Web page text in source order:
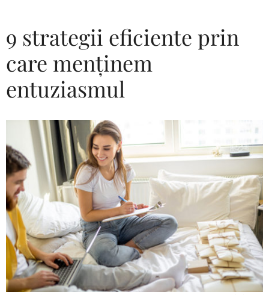
9 strategii eficiente prin
care menținem
entuziasmul